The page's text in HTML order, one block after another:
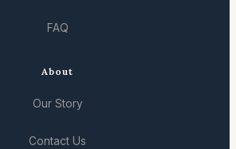
FAQ
About
Our Story
Contact Us